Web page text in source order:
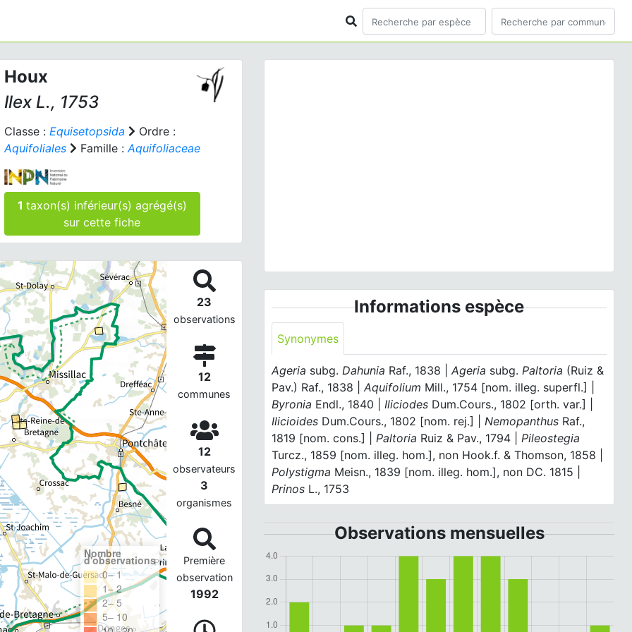
Houx
IlexL., 1753
Classe : Equisetopsida
Ordre :
Aquifoliales
Famille :Aquifoliaceae
1 taxon(s) inférieur(s) agrégé(s)
sur cette fiche
Nombre
d'observations
0– 1
1– 2
2– 5
5– 10
23
observations
12
communes
12
observateurs
3
organismes
Première
observation
1992
Informations espèce
Synonymes
Ageria subg. Dahunia Raf., 1838 |Ageria subg. Paltoria (Ruiz &
Pav.) Raf., 1838 |Aquifolium Mill., 1754 [nom. illeg. superfl.] |
Byronia Endl., 1840 |Iliciodes Dum.Cours., 1802 [orth. var.] |
Ilicioides Dum.Cours., 1802 [nom. rej.] |Nemopanthus Raf.,
1819 [nom. cons.] |Paltoria Ruiz & Pav., 1794 |Pileostegia
Turcz., 1859 [nom. illeg. hom.], non Hook.f. & Thomson, 1858 |
Polystigma Meisn., 1839 [nom. illeg. hom.], non DC. 1815 |
Prinos L., 1753
Observations mensuelles